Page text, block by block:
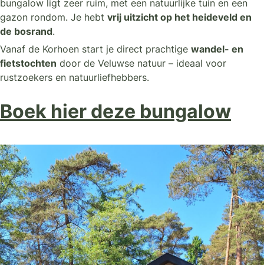
bungalow ligt zeer ruim, met een natuurlijke tuin en een
gazon rondom. Je hebt vrij uitzicht op het heideveld en
de bosrand.
Vanaf de Korhoen start je direct prachtige wandel- en
fietstochten door de Veluwse natuur – ideaal voor
rustzoekers en natuurliefhebbers.
Boek hier deze bungalow